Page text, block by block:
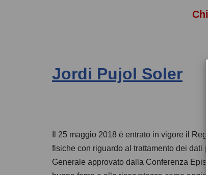
o
p
p
di
Jordi Pujol Soler
Il 25 maggio 2018 è entrato in vigore il
fisiche con riguardo al trattamento dei dati
Generale approvato dalla Conferenza